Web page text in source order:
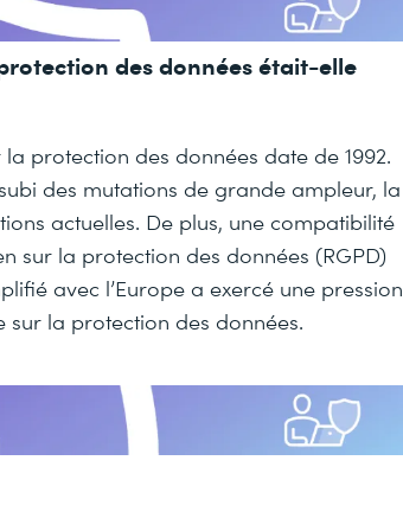
des données était-elle
protection des données date de 1992.
des mutations de grande ampleur, la
actuelles. De plus, une compatibilité
sur la protection des données (RGPD)
avec l’Europe a exercé une pression
la protection des données.